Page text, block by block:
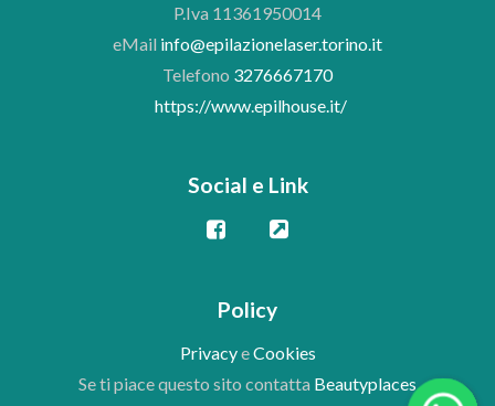
P.Iva 11361950014
eMail info@epilazionelaser.torino.it
Telefono 3276667170
https://www.epilhouse.it/
Social e Link
Policy
PrivacyeCookies
Se ti piace questo sito contatta Beautyplaces